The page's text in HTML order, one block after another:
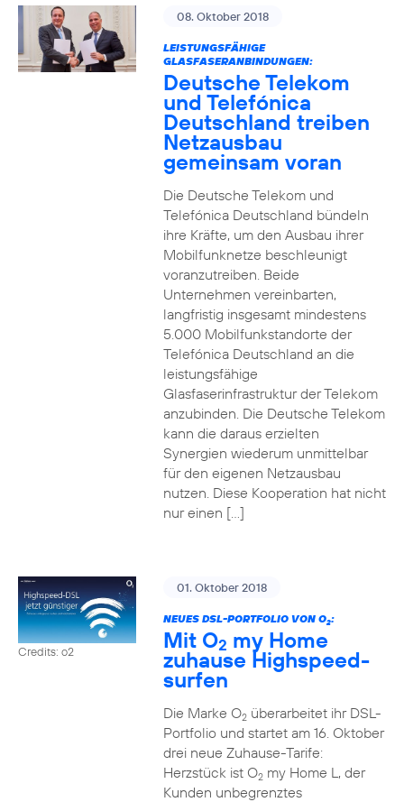
08. Oktober 2018
LEISTUNGSFÄHIGE
GLASFASERANBINDUNGEN:
Deutsche Telekom
und Telefónica
Deutschland treiben
Netzausbau
gemeinsam voran
Die Deutsche Telekom und
Telefónica Deutschland bündeln
ihre Kräfte, um den Ausbau ihrer
Mobilfunknetze beschleunigt
voranzutreiben. Beide
Unternehmen vereinbarten,
langfristig insgesamt mindestens
5.000 Mobilfunkstandorte der
Telefónica Deutschland an die
leistungsfähige
Glasfaserinfrastruktur der Telekom
anzubinden. Die Deutsche Telekom
kann die daraus erzielten
Synergien wiederum unmittelbar
für den eigenen Netzausbau
nutzen. Diese Kooperation hat nicht
nur einen […]
Credits: o2
01. Oktober 2018
NEUES DSL-PORTFOLIO VON O2:
Mit O2 my Home
zuhause Highspeed-
surfen
Die Marke O2überarbeitet ihr DSL-
Portfolio und startet am 16. Oktober
drei neue Zuhause-Tarife:
Herzstück ist O2my Home L, der
Kunden unbegrenztes